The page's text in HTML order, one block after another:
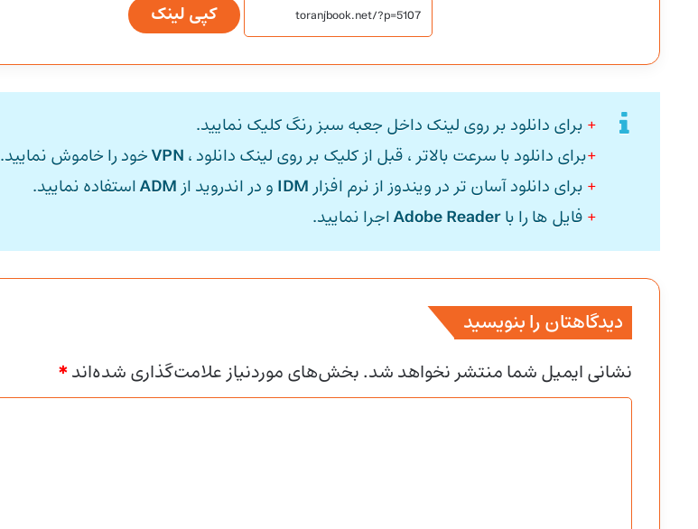
کپی لینک
+ برای دانلود بر روی لینک داخل جعبه سبز رنگ کلیک نمایید.
+برای دانلود با سرعت بالاتر ، قبل از کلیک بر روی لینک دانلود ، VPNخود را خاموش نمایید.
+ برای دانلود آسان تر در ویندوز از نرم افزار IDM و در اندروید از ADMاستفاده نمایید.
+ فایل ها را باAdobe Readerاجرا نمایید.
دیدگاهتان را بنویسید
نشانی ایمیل شما منتشر نخواهد شد.بخش‌های موردنیاز علامت‌گذاری شده‌اند*